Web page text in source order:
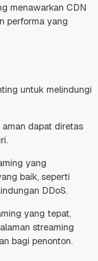
menawarkan CDN
performa yang
untuk melindungi
dapat diretas
yang
baik, seperti
DDoS.
yang tepat,
streaming
bagi penonton.